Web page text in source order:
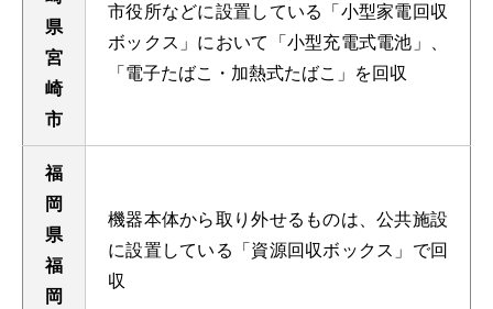
県
宮
崎
市
市役所などに設置している「小型家電回収
ボックス」において「小型充電式電池」、
「電子たばこ・加熱式たばこ」を回収
福
岡
県
福
岡
機器本体から取り外せるものは、公共施設
に設置している「資源回収ボックス」で回
収